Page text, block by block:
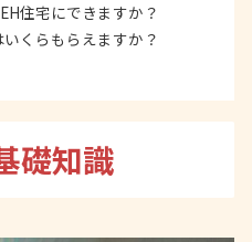
住宅にできますか？
くらもらえますか？
礎知識